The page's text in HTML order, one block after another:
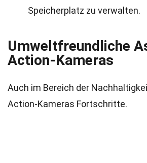
Speicherplatz zu verwalten.
Umweltfreundliche
Action-Kameras
Auch im Bereich der
Action-Kameras Fortschritte.